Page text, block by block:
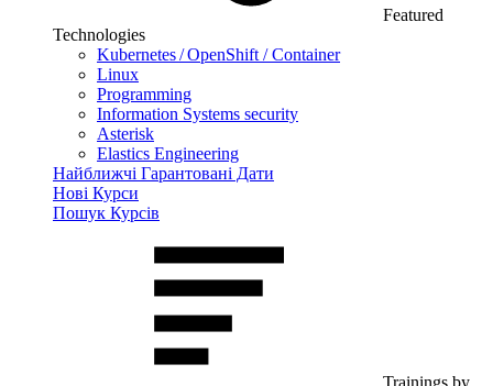
Featured
Technologies
Kubernetes / OpenShift / Container
Linux
Programming
Information Systems security
Asterisk
Elastics Engineering
Найближчі Гарантовані Дати
Нові Курси
Пошук Курсів
Trainings by